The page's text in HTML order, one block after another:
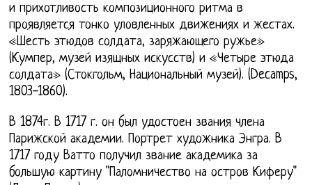
и прихотливость композиционного ритма в
проявляется тонко уловленных движениях и жестах.
«Шесть этюдов солдата, заряжающего ружье»
(Кумпер, музей изящных искусств) и «Четыре этюда
солдата» (Стокгольм, Национальный музей). (Decamps,
1803-1860).
В 1874г. В 1717 г. он был удостоен звания члена
Парижской академии. Портрет художника Энгра. В
1717 году Ватто получил звание академика за
большую картину "Паломничество на остров Киферу"